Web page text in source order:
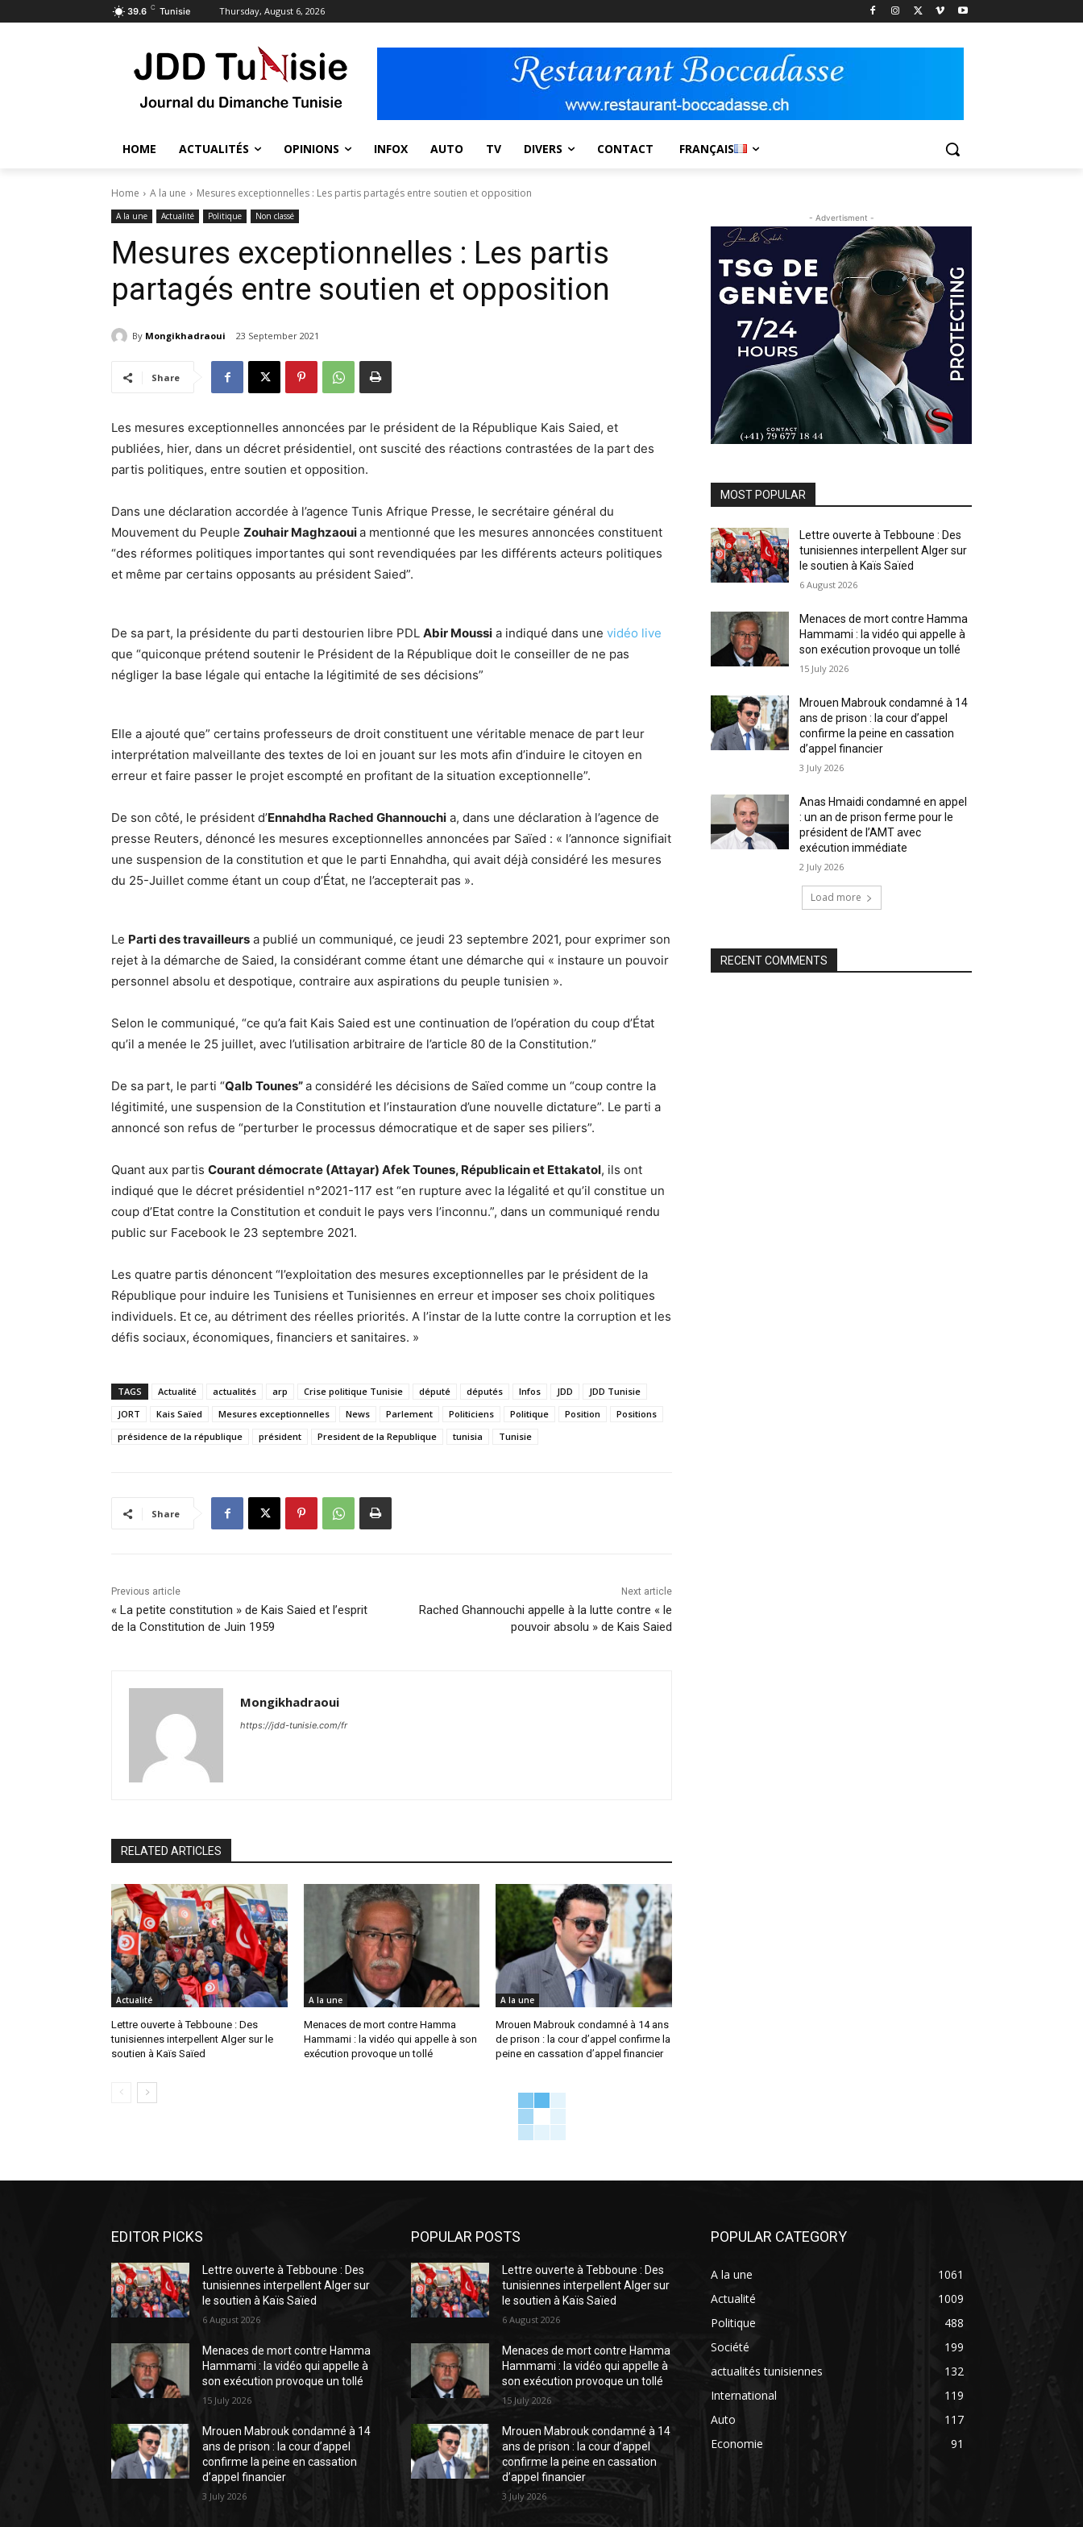
39.6 C Tunisie Thursday, August 6, 2026
HOME ACTUALITÉS OPINIONS INFOX AUTO TV DIVERS CONTACT FRANÇAIS
Home A la une Mesures exceptionnelles : Les partis partagés entre soutien et opposition
A la une Actualité Politique Non classé
Mesures exceptionnelles : Les partis
partagés entre soutien et opposition
By Mongikhadraoui 23 September 2021
Share
Les mesures exceptionnelles annoncées par le président de la République Kais Saied, et
publiées, hier, dans un décret présidentiel, ont suscité des réactions contrastées de la part des
partis politiques, entre soutien et opposition.
Dans une déclaration accordée à l’agence Tunis Afrique Presse, le secrétaire général du
Mouvement du Peuple Zouhair Maghzaouia mentionné que les mesures annoncées constituent
“des réformes politiques importantes qui sont revendiquées par les différents acteurs politiques
et même par certains opposants au président Saied”.
De sa part, la présidente du parti destourien libre PDL Abir Moussi a indiqué dans une vidéo live
que “quiconque prétend soutenir le Président de la République doit le conseiller de ne pas
négliger la base légale qui entache la légitimité de ses décisions”
Elle a ajouté que” certains professeurs de droit constituent une véritable menace de part leur
interprétation malveillante des textes de loi en jouant sur les mots afin d’induire le citoyen en
erreur et faire passer le projet escompté en profitant de la situation exceptionnelle”.
De son côté, le président d’Ennahdha Rached Ghannouchi a, dans une déclaration à l’agence de
presse Reuters, dénoncé les mesures exceptionnelles annoncées par Saïed : « l’annonce signifiait
une suspension de la constitution et que le parti Ennahdha, qui avait déjà considéré les mesures
du 25-Juillet comme étant un coup d’État, ne l’accepterait pas ».
Le Parti des travailleurs a publié un communiqué, ce jeudi 23 septembre 2021, pour exprimer son
rejet à la démarche de Saied, la considérant comme étant une démarche qui « instaure un pouvoir
personnel absolu et despotique, contraire aux aspirations du peuple tunisien ».
Selon le communiqué, “ce qu’a fait Kais Saied est une continuation de l’opération du coup d’État
qu’il a menée le 25 juillet, avec l’utilisation arbitraire de l’article 80 de la Constitution.”
De sa part, le parti “Qalb Tounes”a considéré les décisions de Saïed comme un “coup contre la
légitimité, une suspension de la Constitution et l’instauration d’une nouvelle dictature”. Le parti a
annoncé son refus de “perturber le processus démocratique et de saper ses piliers”.
Quant aux partis Courant démocrate (Attayar) Afek Tounes, Républicain et Ettakatol, ils ont
indiqué que le décret présidentiel n°2021-117 est “en rupture avec la légalité et qu’il constitue un
coup d’Etat contre la Constitution et conduit le pays vers l’inconnu.”, dans un communiqué rendu
public sur Facebook le 23 septembre 2021.
Les quatre partis dénoncent “l’exploitation des mesures exceptionnelles par le président de la
République pour induire les Tunisiens et Tunisiennes en erreur et imposer ses choix politiques
individuels. Et ce, au détriment des réelles priorités. A l’instar de la lutte contre la corruption et les
défis sociaux, économiques, financiers et sanitaires. »
TAGS Actualité actualités arp Crise politique Tunisie député députés Infos JDD
JDD Tunisie
JORT
Kais Saïed Mesures exceptionnelles News Parlement Politiciens Politique Position
Positions
présidence de la république
président President de la Republique tunisia Tunisie
Share
Previous article
« La petite constitution » de Kais Saied et l’esprit
de la Constitution de Juin 1959
Next article
Rached Ghannouchi appelle à la lutte contre « le
pouvoir absolu » de Kais Saied
Mongikhadraoui
https://jdd-tunisie.com/fr
RELATED ARTICLES
Actualité
Lettre ouverte à Tebboune : Des
tunisiennes interpellent Alger sur le
soutien à Kaïs Saïed
A la une
Menaces de mort contre Hamma
Hammami : la vidéo qui appelle à son
exécution provoque un tollé
A la une
Mrouen Mabrouk condamné à 14 ans
de prison : la cour d’appel confirme la
peine en cassation d’appel financier
- Advertisment -
MOST POPULAR
Lettre ouverte à Tebboune : Des
tunisiennes interpellent Alger sur
le soutien à Kaïs Saïed
6 August 2026
Menaces de mort contre Hamma
Hammami : la vidéo qui appelle à
son exécution provoque un tollé
15 July 2026
Mrouen Mabrouk condamné à 14
ans de prison : la cour d’appel
confirme la peine en cassation
d’appel financier
3 July 2026
Anas Hmaidi condamné en appel
: un an de prison ferme pour le
président de l’AMT avec
exécution immédiate
2 July 2026
Load more
RECENT COMMENTS
EDITOR PICKS
Lettre ouverte à Tebboune : Des
tunisiennes interpellent Alger sur
le soutien à Kaïs Saïed
6 August 2026
Menaces de mort contre Hamma
Hammami : la vidéo qui appelle à
son exécution provoque un tollé
15 July 2026
Mrouen Mabrouk condamné à 14
ans de prison : la cour d’appel
confirme la peine en cassation
d’appel financier
3 July 2026
POPULAR POSTS
Lettre ouverte à Tebboune : Des
tunisiennes interpellent Alger sur
le soutien à Kaïs Saïed
6 August 2026
Menaces de mort contre Hamma
Hammami : la vidéo qui appelle à
son exécution provoque un tollé
15 July 2026
Mrouen Mabrouk condamné à 14
ans de prison : la cour d’appel
confirme la peine en cassation
d’appel financier
3 July 2026
POPULAR CATEGORY
A la une
1061
Actualité
1009
Politique
488
Société
199
actualités tunisiennes
132
International
119
Auto
117
Economie
91